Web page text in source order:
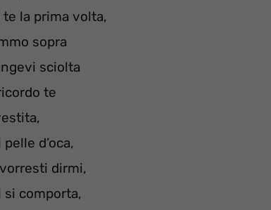
te la prima volta,
sopra
sciolta
te
d’oca,
dirmi,
si comporta,